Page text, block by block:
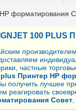
форматирования
100
частные
plus Принтер HP
получить лучшее
реагировать
Совет